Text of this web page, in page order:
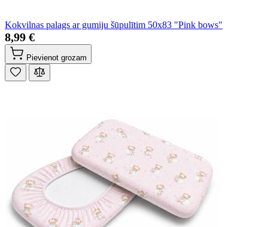
Kokvilnas palags ar gumiju šūpulītim 50x83 "Pink bows"
8,99 €
Pievienot grozam